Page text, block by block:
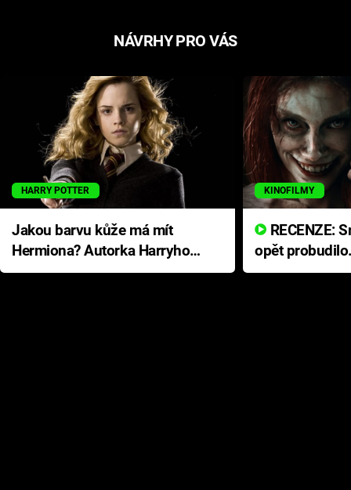
NÁVRHY PRO VÁS
HARRY POTTER
Jakou barvu kůže má mít
Hermiona? Autorka Harryho
Pottera přišla s ráznou
KINOFILMY
opět
přichází s